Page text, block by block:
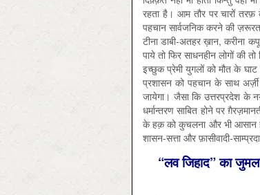
रहता है। आम तौर पर चारों तरफ़
पहचान सार्वजनिक करने की ज़रूरत
टीना डाबी-अतहर ख़ान, करीना
पाये तो फिर साधनहीन लोगों की
इच्छुक प्रेमी युगलों को मौत के घाट
प्रशासन को पहचान के साथ अर्ज़ी
जायेगा। जैसा कि उत्तरप्रदेश के
धर्मान्तरण साबित होने पर
के हक़ को कुचलना और भी आसान
शासन-सत्ता और फ़ासीवादी-
“लव जिहाद” का